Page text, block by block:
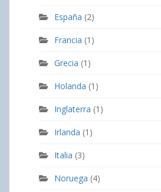
España (2)
Francia (1)
Grecia (1)
Holanda (1)
Inglaterra (1)
Irlanda (1)
Italia (3)
Noruega (4)